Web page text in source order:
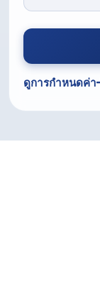
ดูการกำหนดค่า